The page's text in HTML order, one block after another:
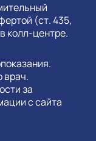
(ст. 435,
колл-центре.
врач.
за
с сайта